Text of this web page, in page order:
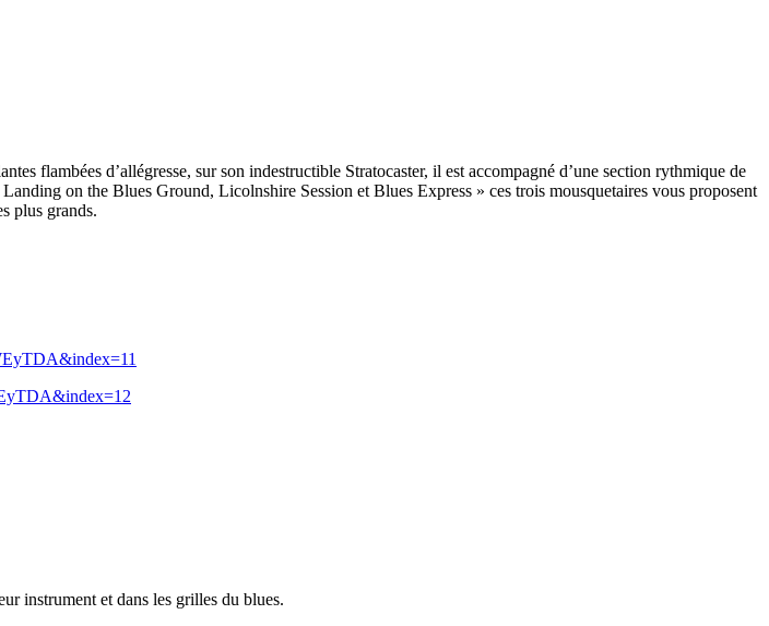
flambées d’allégresse, sur son indestructible Stratocaster, il est accompagné d’une section rythmique de
on the Blues Ground, Licolnshire Session et Blues Express » ces trois mousquetaires vous proposent
plus grands.
instrument et dans les grilles du blues.